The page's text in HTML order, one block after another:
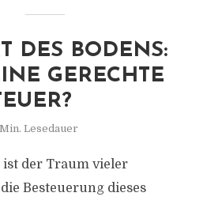
DES BODENS:
GERECHTE
Lesedauer
ist der Traum vieler
Besteuerung dieses